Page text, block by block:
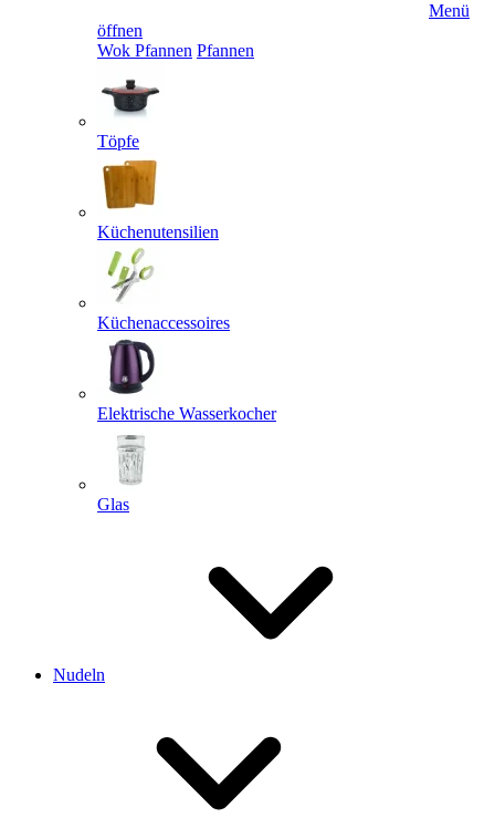
Menü
öffnen
Wok Pfannen Pfannen
Töpfe
Küchenutensilien
Küchenaccessoires
Elektrische Wasserkocher
Glas
Nudeln